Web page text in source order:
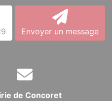
Envoyer un message
de Concoret